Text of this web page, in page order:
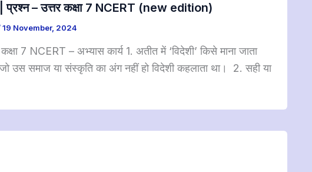
| प्रश्न – उत्तर कक्षा 7 NCERT (new edition)
19 November, 2024
7 NCERT – अभ्यास कार्य 1. अतीत में ‘विदेशी’ किसे माना जाता
उस समाज या संस्कृति का अंग नहीं हो विदेशी कहलाता था। 2. सही या